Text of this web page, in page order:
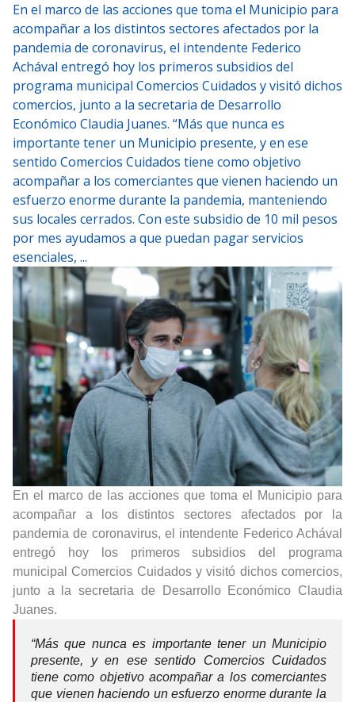
En el marco de las acciones que toma el Municipio para
acompañar a los distintos sectores afectados por la
pandemia de coronavirus, el intendente Federico
Achával entregó hoy los primeros subsidios del
programa municipal Comercios Cuidados y visitó dichos
comercios, junto a la secretaria de Desarrollo
Económico Claudia Juanes. “Más que nunca es
importante tener un Municipio presente, y en ese
sentido Comercios Cuidados tiene como objetivo
acompañar a los comerciantes que vienen haciendo un
esfuerzo enorme durante la pandemia, manteniendo
sus locales cerrados. Con este subsidio de 10 mil pesos
por mes ayudamos a que puedan pagar servicios
esenciales, ...
En el marco de las acciones que toma el Municipio para
acompañar a los distintos sectores afectados por la
pandemia de coronavirus, el intendente Federico Achával
entregó hoy los primeros subsidios del programa
municipal Comercios Cuidados y visitó dichos comercios,
junto a la secretaria de Desarrollo Económico Claudia
Juanes.
“Más que nunca es importante tener un Municipio
presente, y en ese sentido Comercios Cuidados
tiene como objetivo acompañar a los comerciantes
que vienen haciendo un esfuerzo enorme durante la